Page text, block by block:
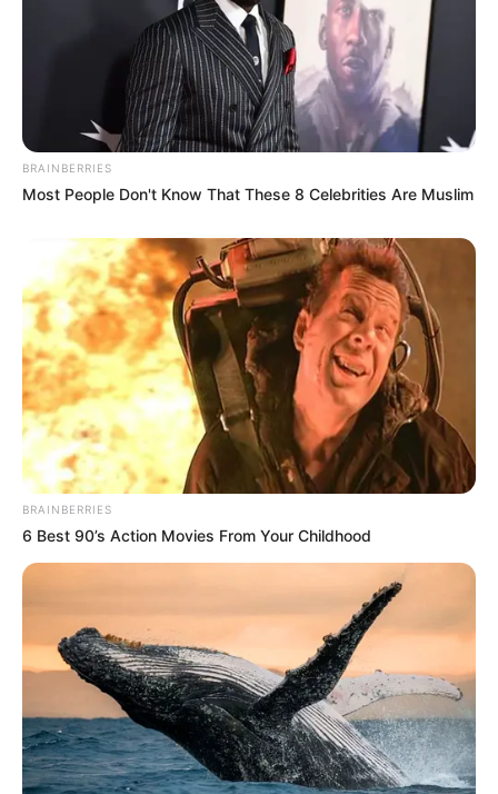
BRAINBERRIES
Most People Don't Know That These 8 Celebrities Are Muslim
BRAINBERRIES
6 Best 90’s Action Movies From Your Childhood